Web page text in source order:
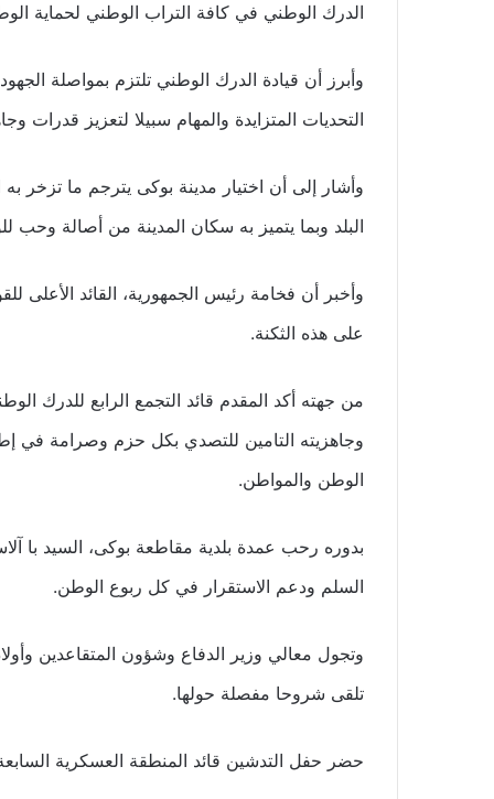
الدرك الوطني في كافة التراب الوطني لحماية
وأبرز أن قيادة الدرك الوطني تلتزم بمواصلة
التحديات المتزايدة والمهام سبيلا لتعزيز قدرات
وأشار إلى أن اختيار مدينة بوكى يترجم ما تزخر
البلد وبما يتميز به سكان المدينة من أصالة وحب
وأخبر أن فخامة رئيس الجمهورية، القائد الأعلى
على هذه الثكنة.
من جهته أكد المقدم قائد التجمع الرابع للدرك
وجاهزيته التامين للتصدي بكل حزم وصرامة في
الوطن والمواطن.
بدوره رحب عمدة بلدية مقاطعة بوكى، السيد با
السلم ودعم الاستقرار في كل ربوع الوطن.
وتجول معالي وزير الدفاع وشؤون المتقاعدين
تلقى شروحا مفصلة حولها.
حضر حفل التدشين قائد المنطقة العسكرية